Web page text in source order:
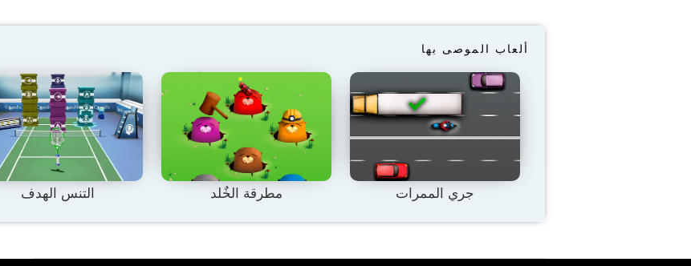
ألعاب الموصى بها
جري الممرات مطرقة الخٌلد التنس الهدف